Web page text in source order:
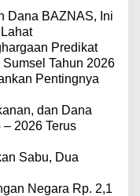
Dana BAZNAS, Ini
Predikat
Tahun 2026
Pentingnya
dan Dana
– 2026 Terus
Sabu, Dua
Negara Rp. 2,1